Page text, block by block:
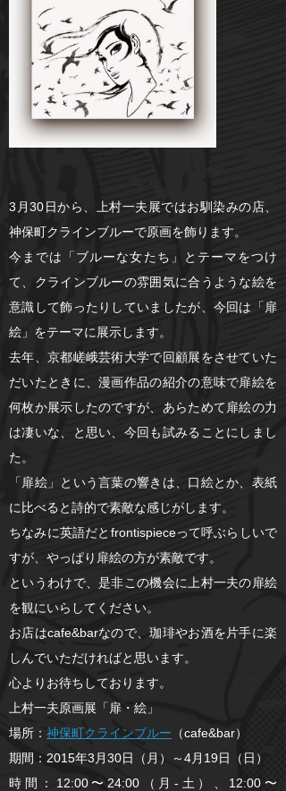
3月30日から、上村一夫展ではお馴染みの店、
神保町クラインブルーで原画を飾ります。
今までは「ブルーな女たち」とテーマをつけ
て、クラインブルーの雰囲気に合うような絵を
意識して飾ったりしていましたが、今回は「扉
絵」をテーマに展示します。
去年、京都嵯峨芸術大学で回顧展をさせていた
だいたときに、漫画作品の紹介の意味で扉絵を
何枚か展示したのですが、あらためて扉絵の力
は凄いな、と思い、今回も試みることにしまし
た。
「扉絵」という言葉の響きは、口絵とか、表紙
に比べると詩的で素敵な感じがします。
ちなみに英語だとfrontispieceって呼ぶらしいで
すが、やっぱり扉絵の方が素敵です。
というわけで、是非この機会に上村一夫の扉絵
を観にいらしてください。
お店はcafe&barなので、珈琲やお酒を片手に楽
しんでいただければと思います。
心よりお待ちしております。
上村一夫原画展「扉・絵」
場所： 神保町クラインブルー （cafe&bar）
期間：2015年3月30日（月）～4月19日（日）
時間：12:00〜24:00（月-土）、12:00〜